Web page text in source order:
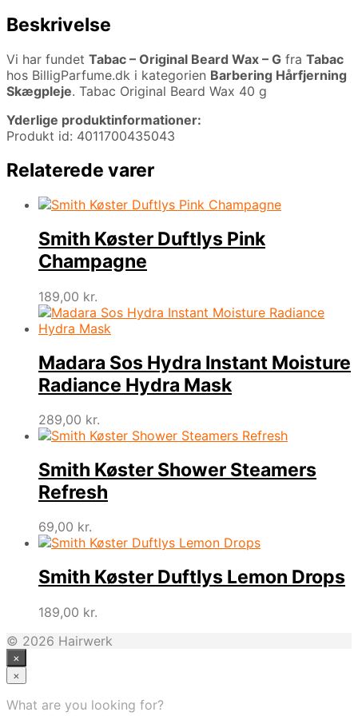
Beskrivelse
Vi har fundet Tabac – Original Beard Wax – G fra Tabac
hos BilligParfume.dk i kategorien Barbering Hårfjerning
Skægpleje. Tabac Original Beard Wax 40 g
Yderlige produktinformationer:
Produkt id: 4011700435043
Relaterede varer
Smith Køster Duftlys Pink
Champagne
189,00 kr.
Madara Sos Hydra Instant Moisture
Radiance Hydra Mask
289,00 kr.
Smith Køster Shower Steamers
Refresh
69,00 kr.
Smith Køster Duftlys Lemon Drops
189,00 kr.
© 2026 Hairwerk
×
×
What are you looking for?